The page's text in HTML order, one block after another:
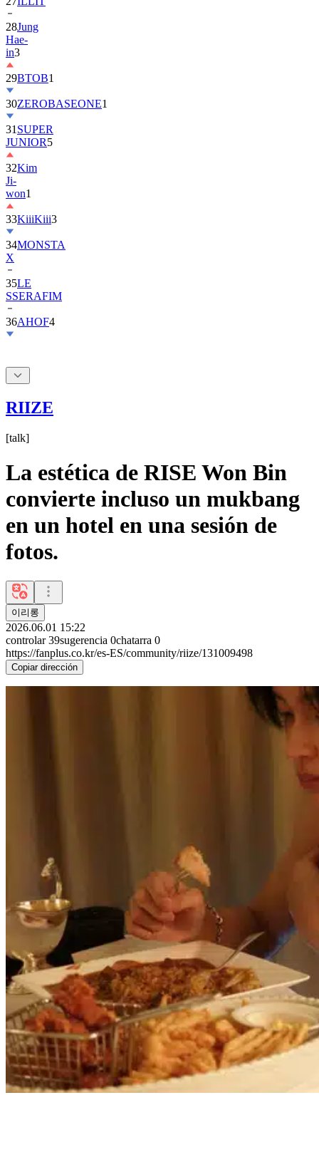
Hae-
in3
29BTOB
30ZEROBASEONE
31SUPER
JUNIOR
32Kim
Ji-
won1
33KiiiKiii
34MONSTA
X
35
SSERAFIM
36AHOF4
RIIZE
[talk]
La estética de RISE Won Bin
convierte incluso un mukbang
en un hotel en una sesión de
fotos.
이리롱
2026.06.01 15:22
controlar 39sugerencia 0chatarra 0
https://fanplus.co.kr/es-ES/community/riize/131009498
Copiar dirección